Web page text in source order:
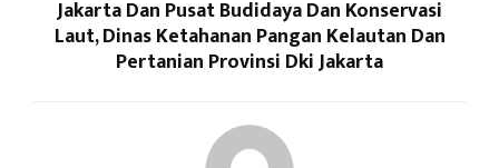
Jakarta Dan Pusat Budidaya Dan Konservasi
Laut, Dinas Ketahanan Pangan Kelautan Dan
Pertanian Provinsi Dki Jakarta